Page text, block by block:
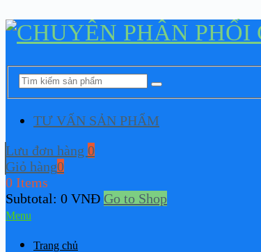
TƯ VẤN SẢN PHẨM
Lưu đơn hàng 0
Giỏ hàng0
0 Items
Subtotal: 0 VNĐ Go to Shop
Menu
Trang chủ